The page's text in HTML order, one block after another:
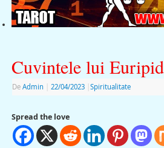
Cuvintele lui
De Admin 22/04/2023 Spiritualitate
Spread the love